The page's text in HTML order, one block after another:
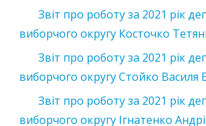
Звіт про роботу за 2021 рік
виборчого округу Косточко
Звіт про роботу за 2021 рік
виборчого округу Стойко Василя
Звіт про роботу за 2021 рік
виборчого округу Ігнатенко